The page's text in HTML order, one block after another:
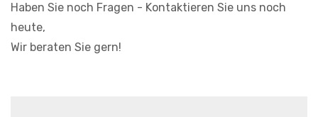
Haben Sie noch Fragen - Kontaktieren Sie uns noch
heute,
Wir beraten Sie gern!